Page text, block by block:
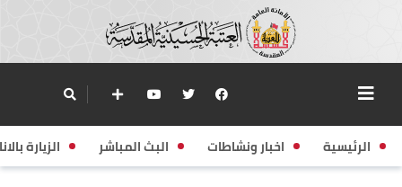
الرئيسية اخبار ونشاطات البث المباشر الزيارة